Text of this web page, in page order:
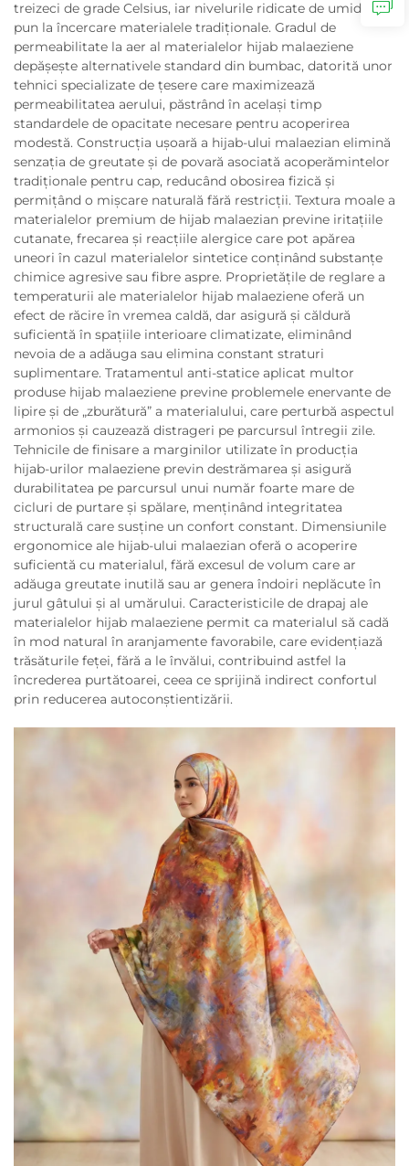
treizeci de grade Celsius, iar nivelurile ridicate de umiditate
pun la încercare materialele tradiționale. Gradul de
permeabilitate la aer al materialelor hijab malaeziene
depășește alternativele standard din bumbac, datorită unor
tehnici specializate de țesere care maximizează
permeabilitatea aerului, păstrând în același timp
standardele de opacitate necesare pentru acoperirea
modestă. Construcția ușoară a hijab-ului malaezian elimină
senzația de greutate și de povară asociată acoperămintelor
tradiționale pentru cap, reducând obosirea fizică și
permițând o mișcare naturală fără restricții. Textura moale a
materialelor premium de hijab malaezian previne iritațiile
cutanate, frecarea și reacțiile alergice care pot apărea
uneori în cazul materialelor sintetice conținând substanțe
chimice agresive sau fibre aspre. Proprietățile de reglare a
temperaturii ale materialelor hijab malaeziene oferă un
efect de răcire în vremea caldă, dar asigură și căldură
suficientă în spațiile interioare climatizate, eliminând
nevoia de a adăuga sau elimina constant straturi
suplimentare. Tratamentul anti-statice aplicat multor
produse hijab malaeziene previne problemele enervante de
lipire și de „zburătură” a materialului, care perturbă aspectul
armonios și cauzează distrageri pe parcursul întregii zile.
Tehnicile de finisare a marginilor utilizate în producția
hijab-urilor malaeziene previn destrămarea și asigură
durabilitatea pe parcursul unui număr foarte mare de
cicluri de purtare și spălare, menținând integritatea
structurală care susține un confort constant. Dimensiunile
ergonomice ale hijab-ului malaezian oferă o acoperire
suficientă cu materialul, fără excesul de volum care ar
adăuga greutate inutilă sau ar genera îndoiri neplăcute în
jurul gâtului și al umărului. Caracteristicile de drapaj ale
materialelor hijab malaeziene permit ca materialul să cadă
în mod natural în aranjamente favorabile, care evidențiază
trăsăturile feței, fără a le învălui, contribuind astfel la
încrederea purtătoarei, ceea ce sprijină indirect confortul
prin reducerea autoconștientizării.